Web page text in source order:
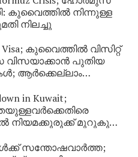
കുവൈത്തിൽ നിന്നുള്ള
നിലച്ചു
Visa; കുവൈത്തിൽ വിസിറ്റ്
വിസയാക്കാൻ പുതിയ
ആർക്കെല്ലാം
in Kuwait;
നിയമക്കുരുക്ക് മുറുകുന്നു;
സന്തോഷവാർത്ത;